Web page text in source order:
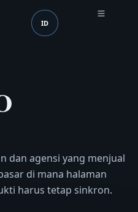
Bahasa (mobile
ID
dan agensi yang menjual
di mana halaman
harus tetap sinkron.